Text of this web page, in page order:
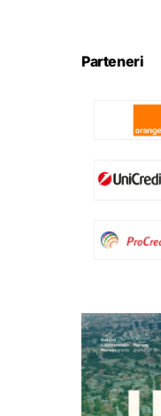
Parteneri